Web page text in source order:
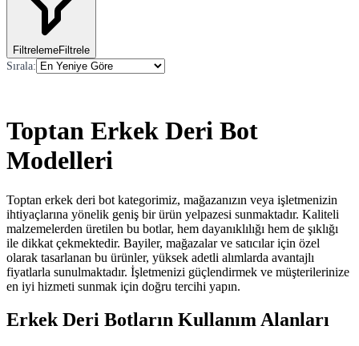
FiltrelemeFiltrele
Sırala:
Toptan Erkek Deri Bot
Modelleri
Toptan erkek deri bot kategorimiz, mağazanızın veya işletmenizin
ihtiyaçlarına yönelik geniş bir ürün yelpazesi sunmaktadır. Kaliteli
malzemelerden üretilen bu botlar, hem dayanıklılığı hem de şıklığı
ile dikkat çekmektedir. Bayiler, mağazalar ve satıcılar için özel
olarak tasarlanan bu ürünler, yüksek adetli alımlarda avantajlı
fiyatlarla sunulmaktadır. İşletmenizi güçlendirmek ve müşterilerinize
en iyi hizmeti sunmak için doğru tercihi yapın.
Erkek Deri Botların Kullanım Alanları